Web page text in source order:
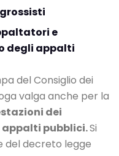
e
degli appalti
del Consiglio dei
valga anche per la
dei
pubblici.Si
del decreto legge